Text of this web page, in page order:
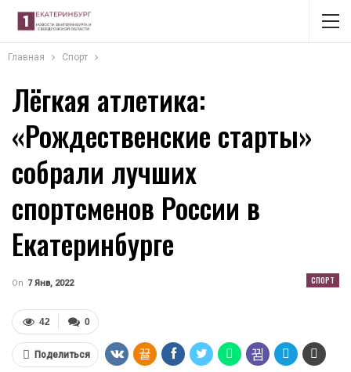
Главная Спорт
Лёгкая атлетика:
«Рождественские старты»
собрали лучших
спортсменов России в
Екатеринбурге
СПОРТ
On 7 Янв, 2022
0
42
Поделиться